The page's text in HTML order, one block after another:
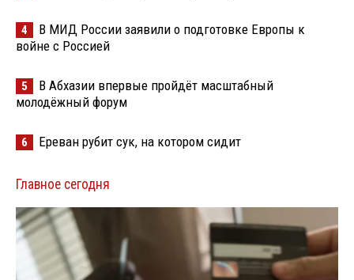
4
В МИД России заявили о подготовке Европы к
войне с Россией
5
В Абхазии впервые пройдёт масштабный
молодёжный форум
6 Ереван рубит сук, на котором сидит
Главное сегодня